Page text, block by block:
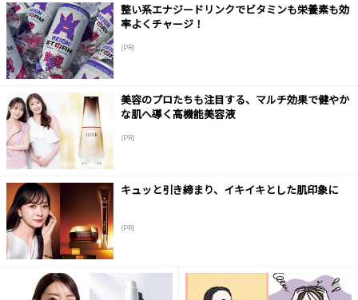
整い系エナジードリンクでビタミンも栄養素も効
率よくチャージ！
(PR)
美容のプロたちも注目する、マルチ効果で健やか
な肌へ導く高機能美容液
(PR)
キュッと引き締まり、イキイキとした肌印象に
(PR)